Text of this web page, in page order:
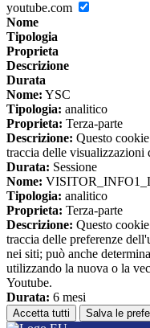
youtube.com
Nome
Tipologia
Proprieta
Descrizione
Durata
Nome: YSC
Tipologia: analitico
Proprieta: Terza-parte
Descrizione: Questo
traccia delle visualizzazioni
Durata: Sessione
Nome:
Tipologia: analitico
Proprieta: Terza-parte
Descrizione: Questo
traccia delle preferenze
nei siti; può anche
utilizzando la nuova o la
Youtube.
Durata: 6 mesi
Accetta tutti Salva le